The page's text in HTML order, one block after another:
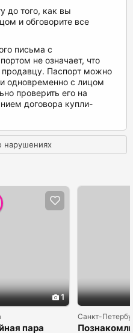
до того, как вы
и обговорите все
письма с
не означает, что
продавцу. Паспорт можно
одновременно с лицом
проверить его на
договора купли-
нарушениях
1
пара
Санкт-